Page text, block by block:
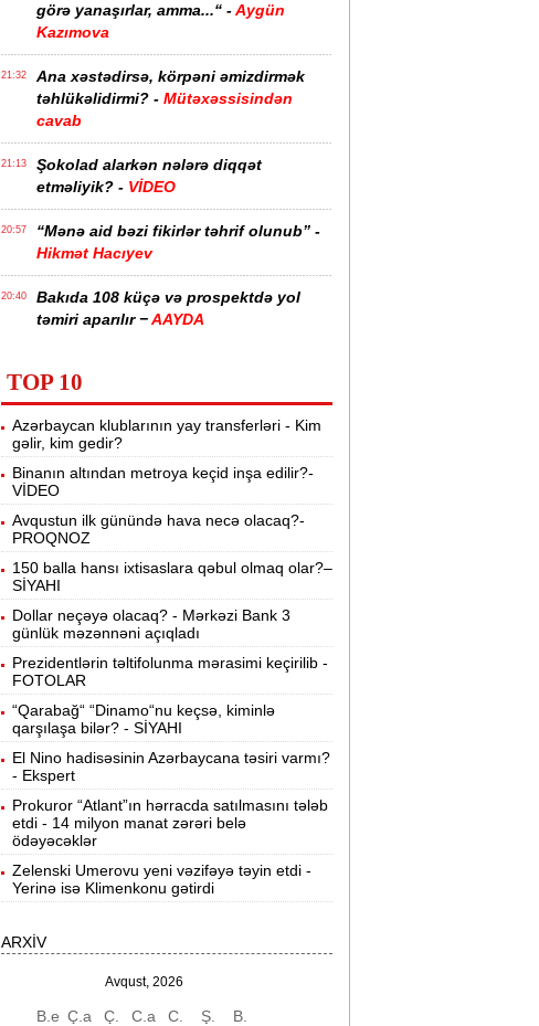
görə yanaşırlar, amma...“ -Aygün
Kazımova
21:32
Ana xəstədirsə, körpəni əmizdirmək
təhlükəlidirmi? - Mütəxəssisindən
cavab
21:13
Şokolad alarkən nələrə diqqət
etməliyik? - VİDEO
20:57
“Mənə aid bəzi fikirlər təhrif olunub” -
Hikmət Hacıyev
20:40
Bakıda 108 küçə və prospektdə yol
təmiri aparılır −AAYDA
fəsadlar törədə bilər -
20:06
Müharibədə 3 400-dən çox iranlı və 18
ABŞ hərbçisi həlak olub -
19:48 BMT-dən dəhşətli xəbərdarlıq -
milyon insan ac qala bilər
19:31
“Wildberries” anbar tutumunun üçdə
birini itirib -
19:16
“Sea Breeze“də mənzil qiymətləri necə
dəyişir? -Qiymətlər
19:00 Bakıda ticarət mərkəzində FACİƏ:liftin
şaxtasına düşüb öldü
18:41 Pentaqondan kritik addım: Rusiya və
Çinə qarşı yeni plan
18:22
Naxçıvan Şəhər Poliklinikasında tibbi
arayış 60-80 manata satılır? -
18:05
Kolleclərdə ən yüksək təhsil haqqı
"Yəhudi David Seliverstov" Kazım
Abbasov çıxdı! -Bir dələduzla bağlı
TOP 10
Azərbaycan klublarının yay transferləri - Kim
gəlir, kim gedir?
Binanın altından metroya keçid inşa edilir?-
VİDEO
Avqustun ilk günündə hava necə olacaq?-
PROQNOZ
150 balla hansı ixtisaslara qəbul olmaq olar?–
SİYAHI
Dollar neçəyə olacaq? - Mərkəzi Bank 3
günlük məzənnəni açıqladı
Prezidentlərin təltifolunma mərasimi keçirilib -
FOTOLAR
“Qarabağ“ “Dinamo“nu keçsə, kiminlə
qarşılaşa bilər? - SİYAHI
El Nino hadisəsinin Azərbaycana təsiri varmı?
- Ekspert
Prokuror “Atlant”ın hərracda satılmasını tələb
etdi - 14 milyon manat zərəri belə
ödəyəcəklər
Zelenski Umerovu yeni vəzifəyə təyin etdi -
Yerinə isə Klimenkonu gətirdi
ARXİV
Avqust, 2026
B.e Ç.a Ç. C.a C. Ş. B.